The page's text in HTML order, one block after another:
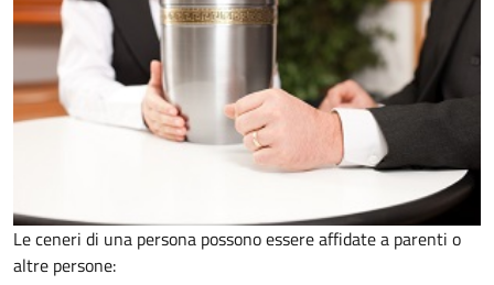
Le ceneri di una persona possono essere affidate a parenti o
altre persone: